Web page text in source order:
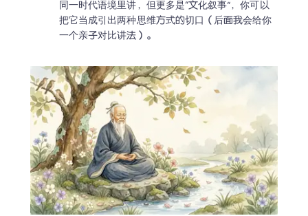
同一时代语境里讲，但更多是“文化叙事”，你可以
把它当成引出两种思维方式的切口（后面我会给你
一个亲子对比讲法）。